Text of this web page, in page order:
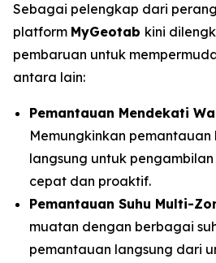
Sebagai pelengkap dari
platform MyGeotab kini
pembaruan untuk
antara lain:
Pemantauan Mendekati
Memungkinkan
langsung untuk
cepat dan proaktif.
Pemantauan Suhu Multi-
muatan dengan berbagai
pemantauan langsung dari